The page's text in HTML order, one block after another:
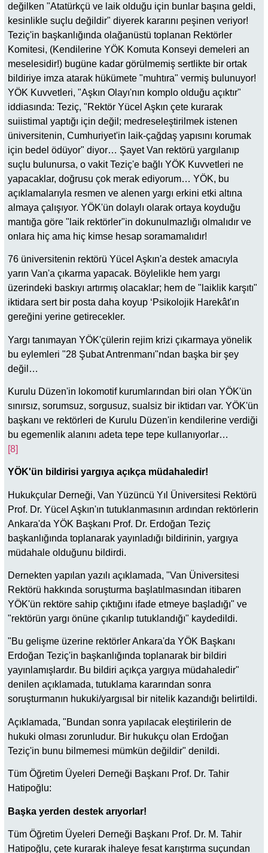
değilken "Atatürkçü ve laik olduğu için bunlar başına geldi,
kesinlikle suçlu değildir" diyerek kararını peşinen veriyor!
Teziç'in başkanlığında olağanüstü toplanan Rektörler
Komitesi, (Kendilerine YÖK Komuta Konseyi demeleri an
meselesidir!) bugüne kadar görülmemiş sertlikte bir ortak
bildiriye imza atarak hükümete "muhtıra" vermiş bulunuyor!
YÖK Kuvvetleri, "Aşkın Olayı'nın komplo olduğu açıktır"
iddiasında: Teziç, "Rektör Yücel Aşkın çete kurarak
suiistimal yaptığı için değil; medreseleştirilmek istenen
üniversitenin, Cumhuriyet'in laik-çağdaş yapısını korumak
için bedel ödüyor" diyor… Şayet Van rektörü yargılanıp
suçlu bulunursa, o vakit Teziç'e bağlı YÖK Kuvvetleri ne
yapacaklar, doğrusu çok merak ediyorum… YÖK, bu
açıklamalarıyla resmen ve alenen yargı erkini etki altına
almaya çalışıyor. YÖK'ün dolaylı olarak ortaya koyduğu
mantığa göre "laik rektörler"in dokunulmazlığı olmalıdır ve
onlara hiç ama hiç kimse hesap soramamalıdır!
76 üniversitenin rektörü Yücel Aşkın'a destek amacıyla
yarın Van'a çıkarma yapacak. Böylelikle hem yargı
üzerindeki baskıyı artırmış olacaklar; hem de "laiklik karşıtı"
iktidara sert bir posta daha koyup ‘Psikolojik Harekât'ın
gereğini yerine getirecekler.
Yargı tanımayan YÖK'çülerin rejim krizi çıkarmaya yönelik
bu eylemleri "28 Şubat Antrenmanı"ndan başka bir şey
değil…
Kurulu Düzen'in lokomotif kurumlarından biri olan YÖK'ün
sınırsız, sorumsuz, sorgusuz, sualsiz bir iktidarı var. YÖK'ün
başkanı ve rektörleri de Kurulu Düzen'in kendilerine verdiği
bu egemenlik alanını adeta tepe tepe kullanıyorlar…
[8]
YÖK'ün bildirisi yargıya açıkça müdahaledir!
Hukukçular Derneği, Van Yüzüncü Yıl Üniver­sitesi Rektörü
Prof. Dr. Yücel Aşkın'ın tutuklan­masının ardından rektörlerin
Ankara'da YÖK Başkanı Prof. Dr. Erdoğan Teziç
başkanlığında toplanarak yayınladığı bildirinin, yargıya
müda­hale olduğunu bildirdi.
Dernekten yapılan yazılı açıklamada, "Van Üni­versitesi
Rektörü hakkında soruşturma başlatılmasından itibaren
YÖK'ün rektöre sahip çıktığı­nı ifade etmeye başladığı" ve
"rektörün yargı önüne çıkarılıp tutuklandığı" kaydedildi.
"Bu gelişme üzerine rektörler Ankara'da YÖK Başkanı
Erdoğan Teziç'in başkanlığında toplana­rak bir bildiri
yayınlamışlardır. Bu bildiri açıkça yargıya müdahaledir"
denilen açıklamada, tu­tuklama kararından sonra
soruşturmanın huku­ki/yargısal bir nitelik kazandığı belirtildi.
Açıklamada, "Bundan sonra yapılacak eleştirile­rin de
hukuki olması zorunludur. Bir hukukçu olan Erdoğan
Teziç'in bunu bilmemesi mümkün değildir" denildi.
Tüm Öğretim Üyeleri Derneği Başkanı Prof. Dr. Tahir
Hatipoğlu:
Başka yerden destek arıyorlar!
Tüm Öğretim Üyeleri Derneği Başkanı Prof. Dr. M. Tahir
Hatipoğlu, çete kurarak ihaleye fesat karıştırma suçundan